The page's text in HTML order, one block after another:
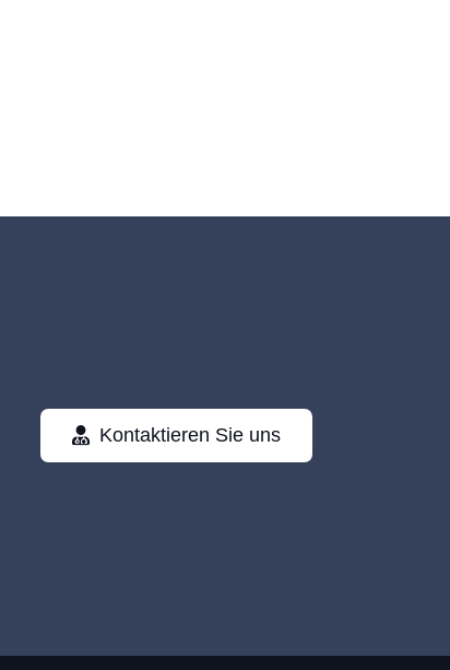
Kontaktieren Sie uns